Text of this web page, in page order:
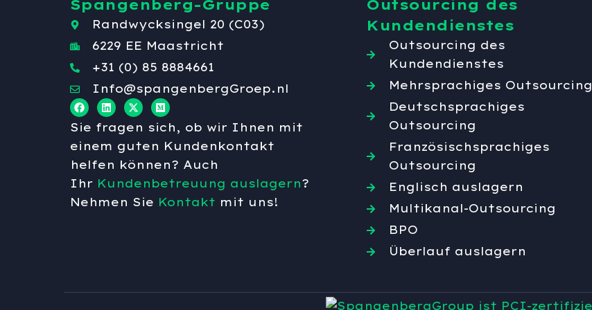
Spangenberg-Gruppe
Randwycksingel 20 (C03)
6229 EE Maastricht
+31 (0) 85 8884661
Info@spangenbergGroep.nl
Sie fragen sich, ob wir Ihnen mit
einem guten Kundenkontakt
helfen können? Auch
Ihr Kundenbetreuung auslagern?
Nehmen Sie Kontakt mit uns!
Outsourcing des
Kundendienstes
Outsourcing des
Kundendienstes
Mehrsprachiges Outsourcing
Deutschsprachiges
Outsourcing
Französischsprachiges
Outsourcing
Englisch auslagern
Multikanal-Outsourcing
BPO
Überlauf auslagern